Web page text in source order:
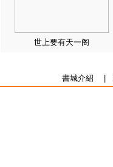
世上要有天一阁
書城介紹